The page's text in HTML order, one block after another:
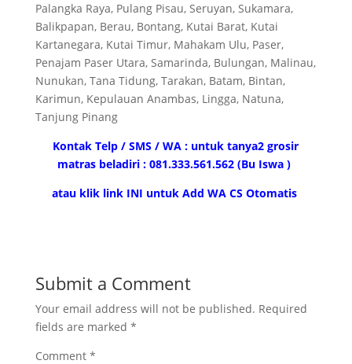
Palangka Raya, Pulang Pisau, Seruyan, Sukamara,
Balikpapan, Berau, Bontang, Kutai Barat, Kutai
Kartanegara, Kutai Timur, Mahakam Ulu, Paser,
Penajam Paser Utara, Samarinda, Bulungan, Malinau,
Nunukan, Tana Tidung, Tarakan, Batam, Bintan,
Karimun, Kepulauan Anambas, Lingga, Natuna,
Tanjung Pinang
Kontak Telp / SMS / WA : untuk tanya2 grosir
matras beladiri : 081.333.561.562 (Bu Iswa )
atau klik link INI untuk Add WA CS Otomatis
Submit a Comment
Your email address will not be published. Required
fields are marked *
Comment *